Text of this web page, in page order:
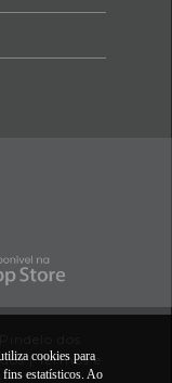
|Termos e
cookies para
fins estatísticos. Ao